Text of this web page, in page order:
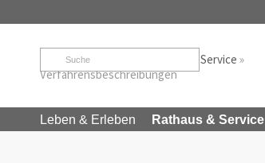
Startseite Service »
Verfahrensbeschreibungen
Leben & Erleben Rathaus & Service